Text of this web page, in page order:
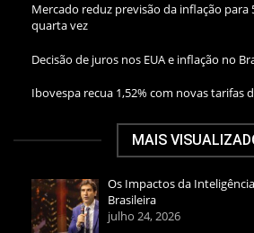
Mercado reduz previsão da inflação para
quarta vez
Decisão de juros nos EUA e inflação no
Ibovespa recua 1,52% com novas tarifas
MAIS
Os Impactos da
Brasileira
julho 24, 2026